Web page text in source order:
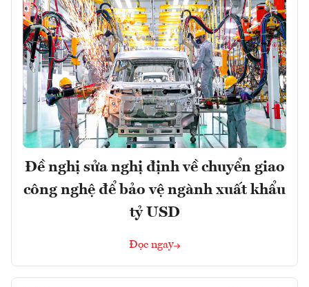
Đề nghị sửa nghị định về chuyển giao
công nghệ để bảo vệ ngành xuất khẩu
tỷ USD
Đọc ngay